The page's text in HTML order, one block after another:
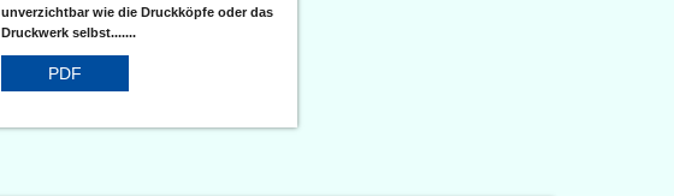
unverzichtbar wie die Druckköpfe oder das
Druckwerk selbst.......
PDF